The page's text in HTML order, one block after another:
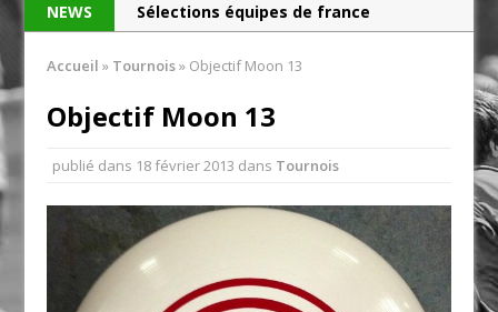
NEWS
Sélections équipes de france
Accueil » Tournois» Objectif Moon 13
Objectif Moon 13
publié dans 18 février 2013 dans Tournois